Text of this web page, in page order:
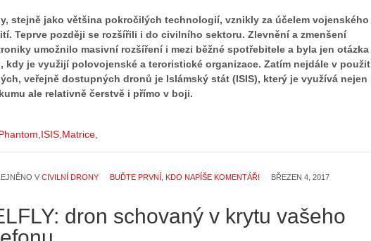
stejně jako většina pokročilých technologií, vznikly za účelem vojenského
Teprve později se rozšířili i do civilního sektoru. Zlevnění a zmenšení
umožnilo masivní rozšíření i mezi běžné spotřebitele a byla jen otázka
kdy je využijí polovojenské a teroristické organizace. Zatím nejdále v
veřejně dostupných dronů je Islámský stát (ISIS), který je využívá nejen
ale relativně čerstvě i přímo v boji.
ISIS Matrice
V CIVILNÍ DRONY BUĎTE PRVNÍ, KDO NAPÍŠE KOMENTÁŘ! BŘEZEN 4, 2017
dron schovaný v krytu vašeho